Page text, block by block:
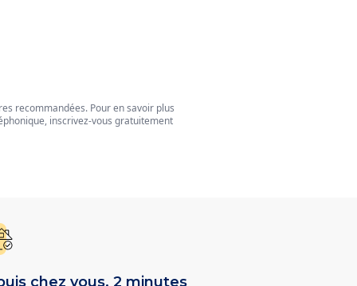
recommandées. Pour en savoir plus
inscrivez-vous gratuitement
chez vous, 2 minutes